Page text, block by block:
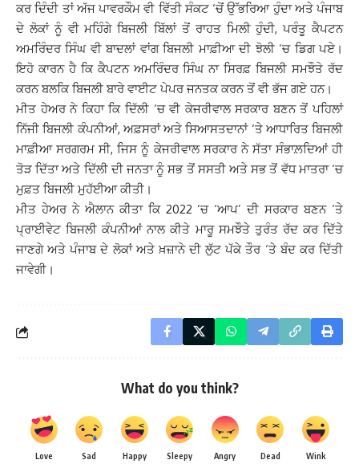
ਕਰ ਦਿੰਦੀ ਤਾਂ ਅੱਜ ਪਾਵਰਕੌਮ ਵੀ ਵਿੱਤੀ ਸੰਕਟ ‘ਚੋਂ ਉੱਭਰਿਆ ਹੁੰਦਾ ਅਤੇ ਪੰਜਾਬ
ਦੇ ਲੋਕਾਂ ਨੂੰ ਵੀ ਮਹਿੰਗੇ ਬਿਜਲੀ ਬਿੱਲਾਂ ਤੋਂ ਰਾਹਤ ਮਿਲੀ ਹੁੰਦੀ, ਪਰੰਤੂ ਕੈਪਟਨ
ਅਮਰਿੰਦਰ ਸਿੰਘ ਵੀ ਬਾਦਲਾਂ ਵਾਂਗ ਬਿਜਲੀ ਮਾਫ਼ੀਆ ਦੀ ਝੋਲੀ ‘ਚ ਡਿਗ ਪਏ।
ਇਹੋ ਕਾਰਨ ਹੈ ਕਿ ਕੈਪਟਨ ਅਮਰਿੰਦਰ ਸਿੰਘ ਨਾ ਸਿਰਫ਼ ਬਿਜਲੀ ਸਮਝੌਤੇ ਰੱਦ
ਕਰਨ ਬਲਕਿ ਬਿਜਲੀ ਬਾਰੇ ਵਾਈਟ ਪੇਪਰ ਜਨਤਕ ਕਰਨ ਤੋਂ ਵੀ ਭੱਜ ਗਏ ਹਨ।
ਮੀਤ ਹੇਅਰ ਨੇ ਕਿਹਾ ਕਿ ਦਿੱਲੀ ‘ਚ ਵੀ ਕੇਜਰੀਵਾਲ ਸਰਕਾਰ ਬਣਨ ਤੋਂ ਪਹਿਲਾਂ
ਨਿੱਜੀ ਬਿਜਲੀ ਕੰਪਨੀਆਂ, ਅਫ਼ਸਰਾਂ ਅਤੇ ਸਿਆਸਤਦਾਨਾਂ ‘ਤੇ ਆਧਾਰਿਤ ਬਿਜਲੀ
ਮਾਫ਼ੀਆ ਸਰਗਰਮ ਸੀ, ਜਿਸ ਨੂੰ ਕੇਜਰੀਵਾਲ ਸਰਕਾਰ ਨੇ ਸੱਤਾ ਸੰਭਾਲ਼ਦਿਆਂ ਹੀ
ਤੋੜ ਦਿੱਤਾ ਅਤੇ ਦਿੱਲੀ ਦੀ ਜਨਤਾ ਨੂੰ ਸਭ ਤੋਂ ਸਸਤੀ ਅਤੇ ਸਭ ਤੋਂ ਵੱਧ ਮਾਤਰਾ ‘ਚ
ਮੁਫ਼ਤ ਬਿਜਲੀ ਮੁਹੱਈਆ ਕੀਤੀ।
ਮੀਤ ਹੇਅਰ ਨੇ ਐਲਾਨ ਕੀਤਾ ਕਿ 2022 ‘ਚ ‘ਆਪ’ ਦੀ ਸਰਕਾਰ ਬਣਨ ‘ਤੇ
ਪ੍ਰਾਈਵੇਟ ਬਿਜਲੀ ਕੰਪਨੀਆਂ ਨਾਲ ਕੀਤੇ ਮਾਰੂ ਸਮਝੌਤੇ ਤੁਰੰਤ ਰੱਦ ਕਰ ਦਿੱਤੇ
ਜਾਣਗੇ ਅਤੇ ਪੰਜਾਬ ਦੇ ਲੋਕਾਂ ਅਤੇ ਖ਼ਜ਼ਾਨੇ ਦੀ ਲੁੱਟ ਪੱਕੇ ਤੌਰ ‘ਤੇ ਬੰਦ ਕਰ ਦਿੱਤੀ
ਜਾਵੇਗੀ।
What do you think?
Love Sad Happy Sleepy Angry Dead Wink